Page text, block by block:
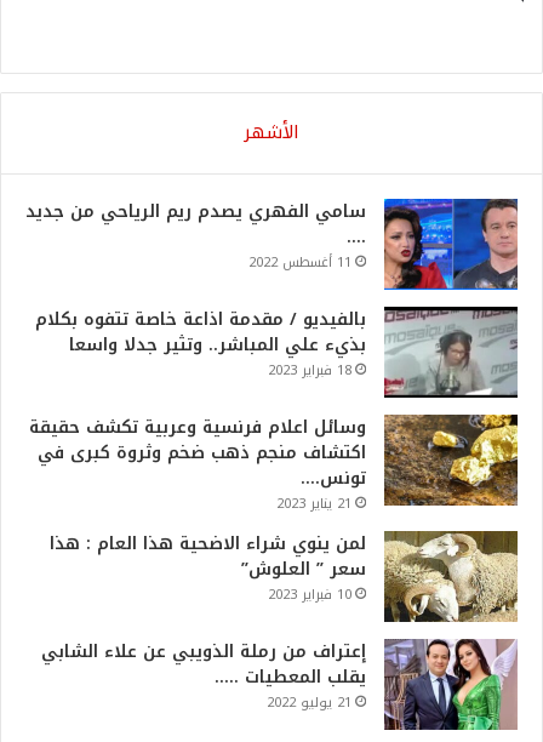
الأشهر
سامي الفهري يصدم ريم الرياحي من جديد
….
11 أغسطس 2022
بالفيديو / مقدمة اذاعة خاصة تتفوه بكلام
بذيء علي المباشر.. وتثير جدلا واسعا
18 فبراير 2023
وسائل اعلام فرنسية وعربية تكشف حقيقة
اكتشاف منجم ذهب ضخم وثروة كبرى في
تونس….
21 يناير 2023
لمن ينوي شراء الاضحية هذا العام : هذا
سعر ” العلوش”
10 فبراير 2023
إعتراف من رملة الذويبي عن علاء الشابي
يقلب المعطيات …..
21 يوليو 2022